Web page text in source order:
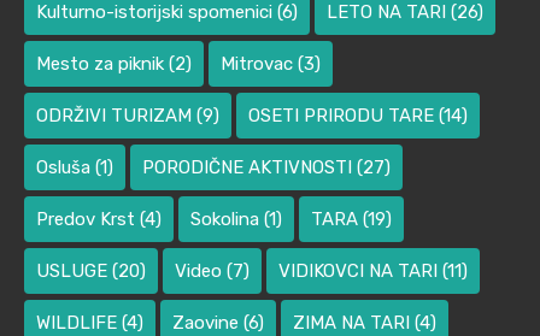
Kulturno-istorijski spomenici (6) LETO NA TARI (26)
Mesto za piknik (2) Mitrovac (3)
ODRŽIVI TURIZAM (9) OSETI PRIRODU TARE (14)
Osluša (1) PORODIČNE AKTIVNOSTI (27)
Predov Krst (4) Sokolina (1) TARA (19)
USLUGE (20) Video (7) VIDIKOVCI NA TARI (11)
WILDLIFE (4) Zaovine (6) ZIMA NA TARI (4)